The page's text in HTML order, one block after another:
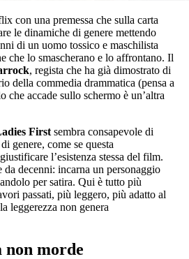
con una premessa che sulla carta
le dinamiche di genere mettendo
di un uomo tossico e maschilista
che lo smascherano e lo affrontano. Il
, regista che ha già dimostrato di
della commedia drammatica (pensa a
che accade sullo schermo è un’altra
First sembra consapevole di
genere, come se questa
l’esistenza stessa del film.
decenni: incarna un personaggio
per satira. Qui è tutto più
passati, più leggero, più adatto al
leggerezza non genera
non morde